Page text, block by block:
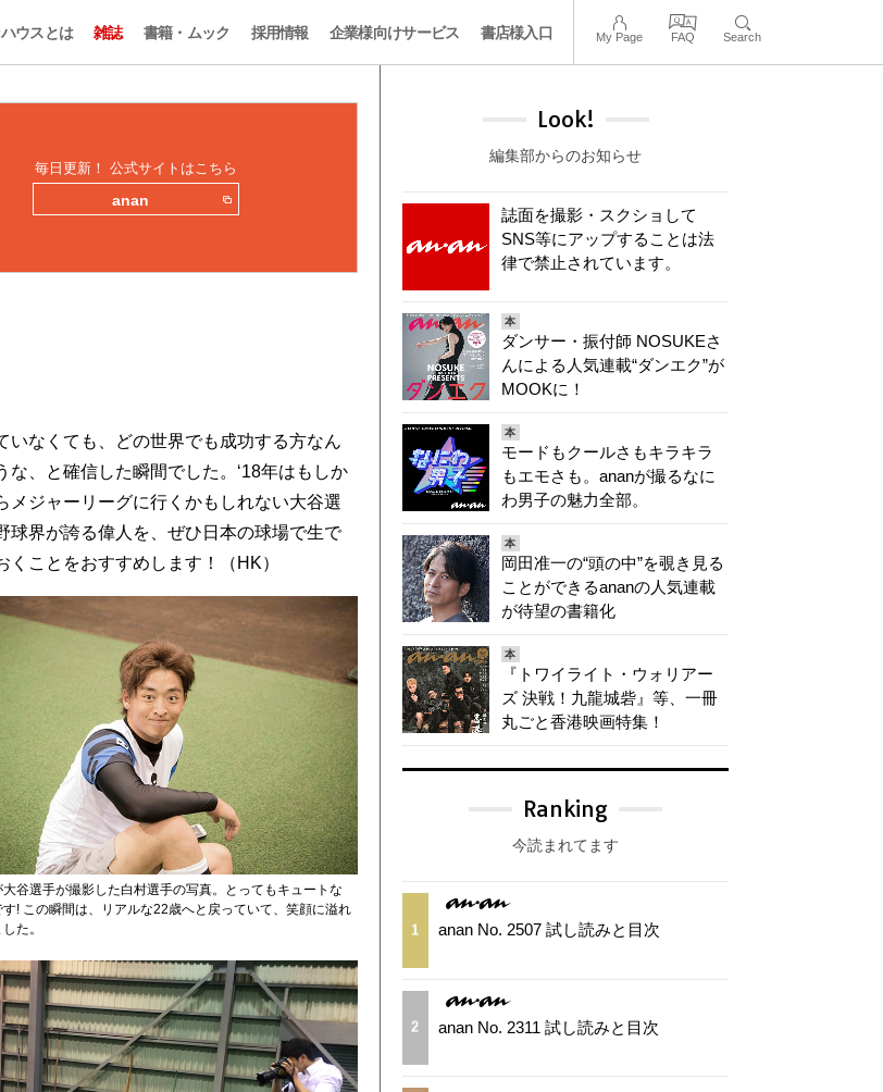
ウスとは 雑誌 書籍・ムック 採用情報 企業様向けサービス 書店様入口 My Page FAQ Search
毎日更新！ 公式サイトはこちら
anan
いなくても、どの世界でも成功する方なん
な、と確信した瞬間でした。‘18年はもしか
メジャーリーグに行くかもしれない大谷選
球界が誇る偉人を、ぜひ日本の球場で生で
くことをおすすめします！（HK）
大谷選手が撮影した白村選手の写真。とってもキュートな
す! この瞬間は、リアルな22歳へと戻っていて、笑顔に溢れ
た。
Look!
編集部からのお知らせ
誌面を撮影・スクショして
SNS等にアップすることは法
律で禁止されています。
本
ダンサー・振付師 NOSUKEさ
んによる人気連載“ダンエク”が
MOOKに！
本
モードもクールさもキラキラ
もエモさも。ananが撮るなに
わ男子の魅力全部。
本
岡田准一の“頭の中”を覗き見る
ことができるananの人気連載
が待望の書籍化
本
『トワイライト・ウォリアー
ズ 決戦！九龍城砦』等、一冊
丸ごと香港映画特集！
Ranking
今読まれてます
1 anan No. 2507 試し読みと目次
2 anan No. 2311 試し読みと目次